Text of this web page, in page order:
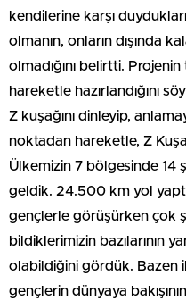
kendilerine karşı
olmanın, onların dışında
olmadığını belirtti. Projenin
hareketle hazırlandığını
Z kuşağını dinleyip,
noktadan hareketle, Z
Ülkemizin 7 bölgesinde 14
geldik. 24.500 km yol
gençlerle görüşürken çok
bildiklerimizin bazılarının
olabildiğini gördük. Bazen
gençlerin dünyaya